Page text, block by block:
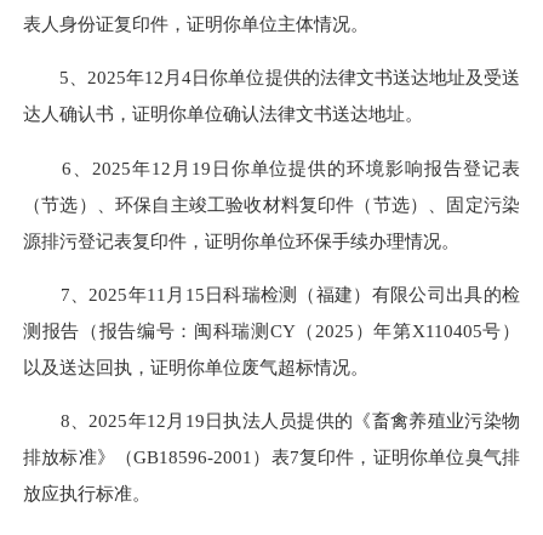
表人身份证复印件，证明你单位主体情况。
5、2025年12月4日你单位提供的法律文书送达地址及受送
达人确认书，证明你单位确认法律文书送达地址。
6、2025年12月19日你单位提供的环境影响报告登记表
（节选）、环保自主竣工验收材料复印件（节选）、固定污染
源排污登记表复印件，证明你单位环保手续办理情况。
7、2025年11月15日科瑞检测（福建）有限公司出具的检
测报告（报告编号：闽科瑞测CY（2025）年第X110405号）
以及送达回执，证明你单位废气超标情况。
8、2025年12月19日执法人员提供的《畜禽养殖业污染物
排放标准》（GB18596-2001）表7复印件，证明你单位臭气排
放应执行标准。